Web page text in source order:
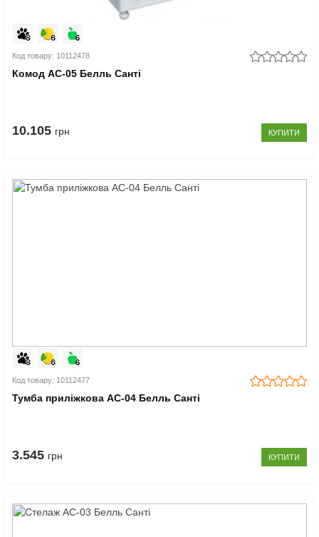
Код товару: 10112478
Комод АС-05 Белль Санті
10.105 грн КУПИТИ
Код товару: 10112477
Тумба приліжкова АС-04 Белль Санті
3.545 грн КУПИТИ